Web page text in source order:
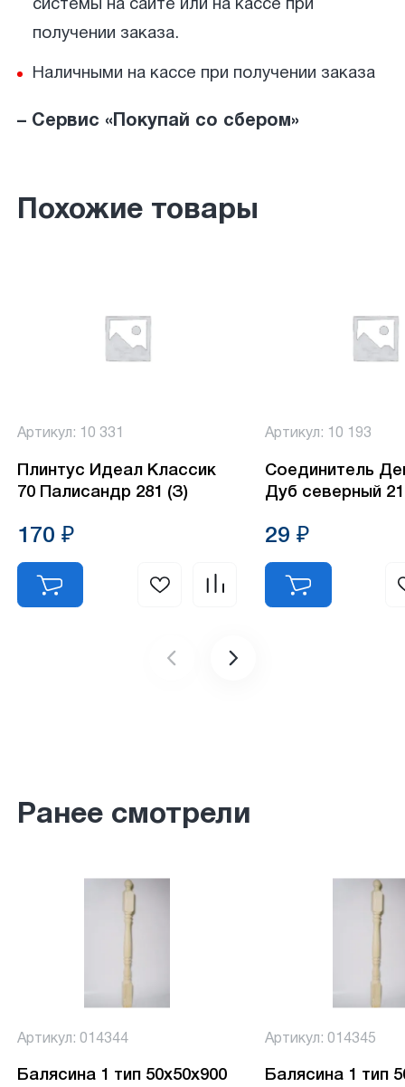
системы на сайте или на кассе при
получении заказа.
Наличными на кассе при получении заказа
– Сервис «Покупай со сбером»
Похожие товары
Артикул: 10 331
Плинтус Идеал Классик
70 Палисандр 281 (З)
170 ₽
Артикул: 10 193
Соединитель
Дуб северный
29 ₽
Ранее смотрели
Артикул: 014344
Балясина 1 тип 50х50х900
Артикул: 014345
Балясина 1 тип